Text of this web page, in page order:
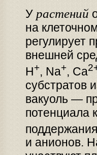
У растений
на
регулирует
внешней
H+, Na+, Ca
субстратов
вакуоль —
потенциала
и анионов.